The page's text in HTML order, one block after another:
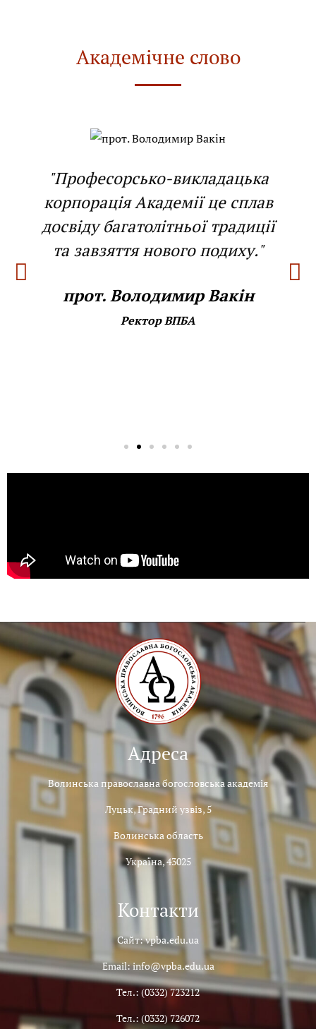
Академічне слово
"Професорсько-викладацька
корпорація Академії це сплав
досвіду багатолітньої традиції
та завзяття нового подиху."
прот. Володимир Вакін
Ректор ВПБА
Адреса
Волинська православна богословська академія
Луцьк, Градний узвіз, 5
Волинська область
Україна, 43025
Контакти
Сайт: vpba.edu.ua
Email: info@vpba.edu.ua
Тел.: (0332) 723212
Тел.: (0332) 726072